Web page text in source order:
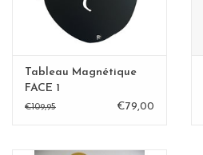
Tableau Magnétique
FACE 1
€109,95 €79,00